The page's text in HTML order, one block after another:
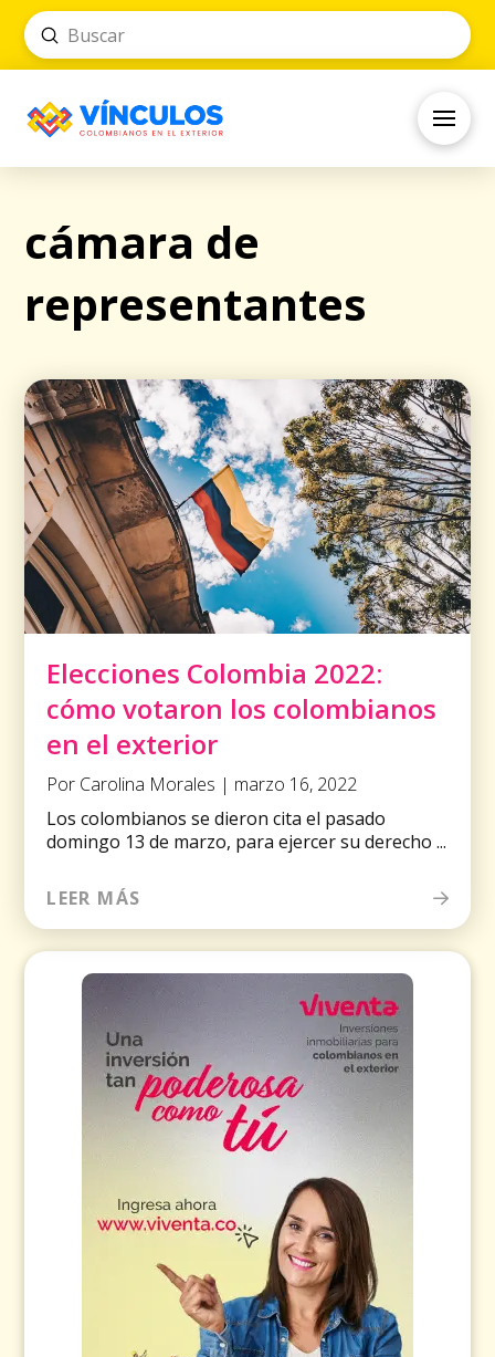
Search
Submit
cámara de
representantes
Elecciones Colombia 2022:
cómo votaron los colombianos
en el exterior
Por Carolina Morales | marzo 16, 2022
Los colombianos se dieron cita el pasado
domingo 13 de marzo, para ejercer su derecho ...
LEER MÁS